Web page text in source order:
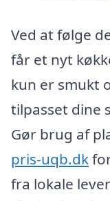
Ved at følge
får et nyt
kun er smukt
tilpasset dine
Gør brug af
pris-uqb.dk
fra lokale